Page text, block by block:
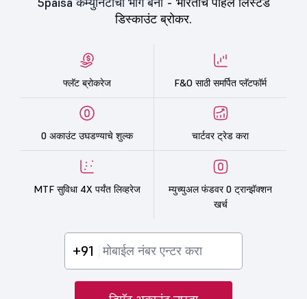
डिस्काउंट ब्रोकर.
फ्लॅट ब्रोकरेज F&O साठी समर्पित प्लॅटफॉर्म
0 अकाउंट उघडण्याचे शुल्क चार्टवर ट्रेड करा
MTF सुविधा 4X पर्यंत लिव्हरेज
म्युच्युअल फंडवर 0 ट्रान्झॅक्शन
खर्च
+91